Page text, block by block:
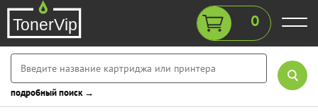
0
подробный поиск →